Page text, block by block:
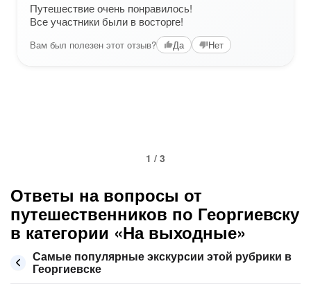
Путешествие очень понравилось!
Все участники были в восторге!
Вам был полезен этот отзыв? Да Нет
1 / 3
Ответы на вопросы от
путешественников по Георгиевску
в категории «На выходные»
Самые популярные экскурсии этой рубрики в
Георгиевске